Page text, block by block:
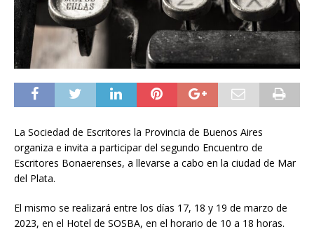
La Sociedad de Escritores la Provincia de Buenos Aires
organiza e invita a participar del segundo Encuentro de
Escritores Bonaerenses, a llevarse a cabo en la ciudad de Mar
del Plata.
El mismo se realizará entre los días 17, 18 y 19 de marzo de
2023, en el Hotel de SOSBA, en el horario de 10 a 18 horas.